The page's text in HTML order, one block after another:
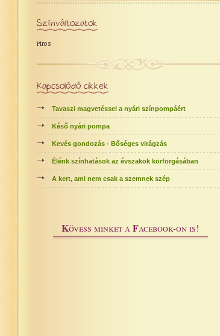
Színváltozatok
Piros
Kapcsolódó cikkek
Tavaszi magvetéssel a nyári színpompáért
Késő nyári pompa
Kevés gondozás - Bőséges virágzás
Élénk színhatások az évszakok körforgásában
A kert, ami nem csak a szemnek szép
Kövess minket a Facebook-on is!